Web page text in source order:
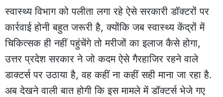
स्वास्थ्य विभाग को पलीता लगा रहे ऐसे सरकारी डॉक्टरों पर
कार्रवाई होनी बहुत जरूरी है, क्योंकि जब स्वास्थ्य केंद्रों में
चिकित्सक ही नहीं पहुंचेंगे तो मरीजों का इलाज कैसे होगा,
उत्तर प्रदेश सरकार ने जो कदम ऐसे गैरहाजिर रहने वाले
डाक्टर्स पर उठाया है, वह कहीं ना कहीं सही माना जा रहा है.
अब देखने वाली बात होगी कि इस मामले में डॉक्टर्स भेजे गए